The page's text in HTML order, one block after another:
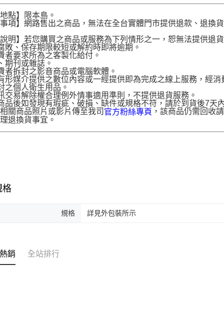
點】限本島。
項】網路售出之商品，無法在全台實體門市提供退款、退換
明】若您購買之商品或服務為下列情形之一，恕無法提供退貨
敗、保存期限較短或解約時即將逾期。
者要求所為之客製化給付。
期刊或雜誌。
者拆封之影音商品或電腦軟體。
形媒介提供之數位內容或一經提供即為完成之線上服務，經消
之個人衛生用品。
交易解除權合理例外情事適用準則，不提供退貨服務。
品後如發現有瑕疵、破損、缺件或規格不符，請於到貨後7天
關商品照片或影片傳至我司 官方粉絲專頁 ，該商品仍需回收
退換貨事宜。
格
規格 詳見外包裝所示
銷 全站排行